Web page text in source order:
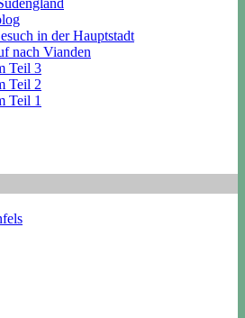
in der Hauptstadt
nach Vianden
Teil 3
Teil 2
Teil 1